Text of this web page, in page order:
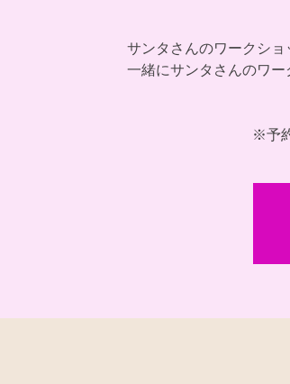
サンタさんのワークシ
一緒にサンタさんのワ
※予